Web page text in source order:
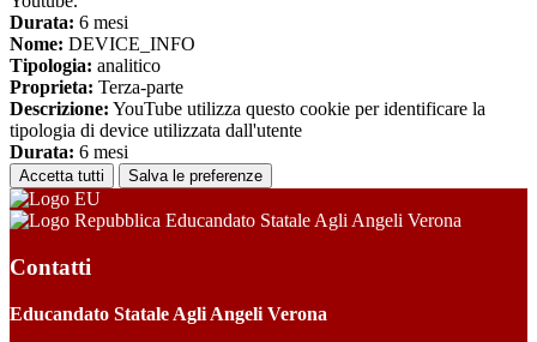
Durata: 6 mesi
Nome: DEVICE_INFO
Tipologia: analitico
Proprieta: Terza-parte
Descrizione: YouTube utilizza questo cookie per identificare la
tipologia di device utilizzata dall'utente
Durata: 6 mesi
Accetta tutti Salva le preferenze
Educandato Statale Agli Angeli Verona
Contatti
Educandato Statale Agli Angeli Verona